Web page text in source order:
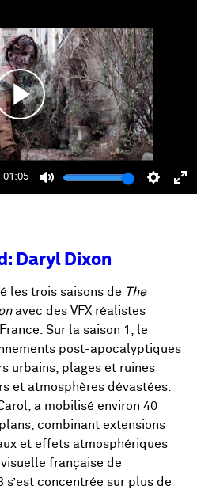
01:05
Mute
Play
Daryl Dixon
les trois saisons de The
avec des VFX réalistes
Sur la saison 1, le
post-apocalyptiques
urbains, plages et ruines
et atmosphères dévastées.
a mobilisé environ 40
combinant extensions
et effets atmosphériques
française de
s’est concentrée sur plus de